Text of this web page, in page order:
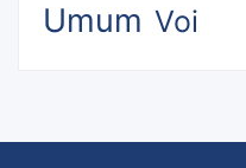
Umum Voi